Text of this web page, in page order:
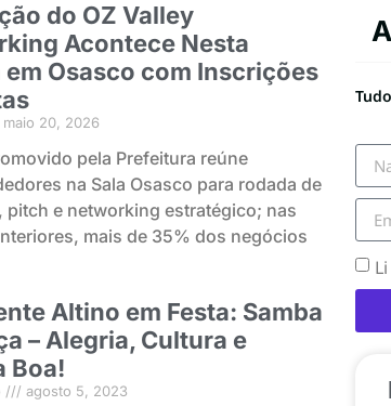
do OZ Valley
Acontece Nesta
em Osasco com Inscrições
maio 20, 2026
pela Prefeitura reúne
na Sala Osasco para rodada de
pitch e networking estratégico; nas
mais de 35% dos negócios
Altino em Festa: Samba
– Alegria, Cultura e
Boa!
agosto 5, 2023